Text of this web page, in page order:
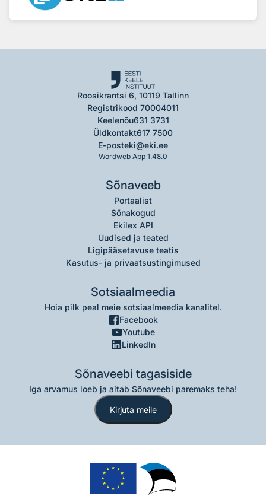
Roosikrantsi 6, 10119 Tallinn
Registrikood 70004011
Keelenõu631 3731
Üldkontakt617 7500
E-posteki@eki.ee
Wordweb App 1.48.0
Sõnaveeb
Portaalist
Sõnakogud
Ekilex API
Uudised ja teated
Ligipääsetavuse teatis
Kasutus- ja privaatsustingimused
Sotsiaalmeedia
Hoia pilk peal meie sotsiaalmeedia kanalitel.
Facebook
Youtube
LinkedIn
Sõnaveebi tagasiside
Iga arvamus loeb ja aitab Sõnaveebi paremaks teha!
Kirjuta meile